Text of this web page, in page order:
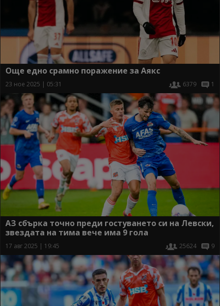
Още едно срамно поражение за Аякс
23 ное 2025 | 05:31 6379 1
АЗ сбърка точно преди гостуването си на Левски,
звездата на тима вече има 9 гола
17 авг 2025 | 19:45 25624 9